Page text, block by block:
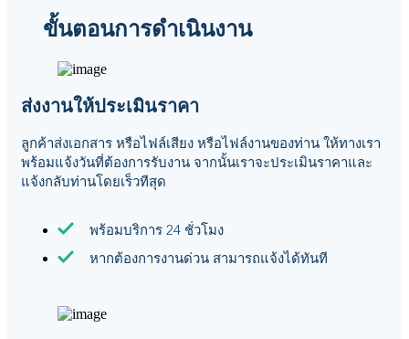
ขั้นตอนการดำเนินงาน
ส่งงานให้ประเมินราคา
ลูกค้าส่งเอกสาร หรือไฟล์เสียง หรือไฟล์งานของท่าน ให้ทางเรา
พร้อมแจ้งวันที่ต้องการรับงาน จากนั้นเราจะประเมินราคาและ
แจ้งกลับท่านโดยเร็วทีสุด
พร้อมบริการ 24 ชั่วโมง
หากต้องการงานด่วน สามารถแจ้งได้ทันที